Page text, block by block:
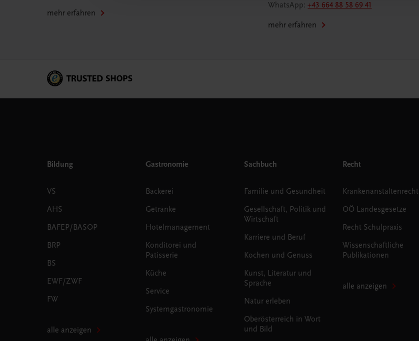
mehr erfahren
WhatsApp:+43 664 88 58 69 41
mehr erfahren
Bildung
VS
AHS
BAFEP/BASOP
BRP
BS
EWF/ZWF
FW
alle anzeigen
Gastronomie
Bäckerei
Getränke
Hotelmanagement
Konditorei und
Patisserie
Küche
Service
Systemgastronomie
Sachbuch
Familie und Gesundheit
Gesellschaft, Politik und
Wirtschaft
Karriere und Beruf
Kochen und Genuss
Kunst, Literatur und
Sprache
Natur erleben
Oberösterreich in Wort
und Bild
Recht
Krankenanstaltenrecht
OÖ Landesgesetze
Recht Schulpraxis
Wissenschaftliche
Publikationen
alle anzeigen